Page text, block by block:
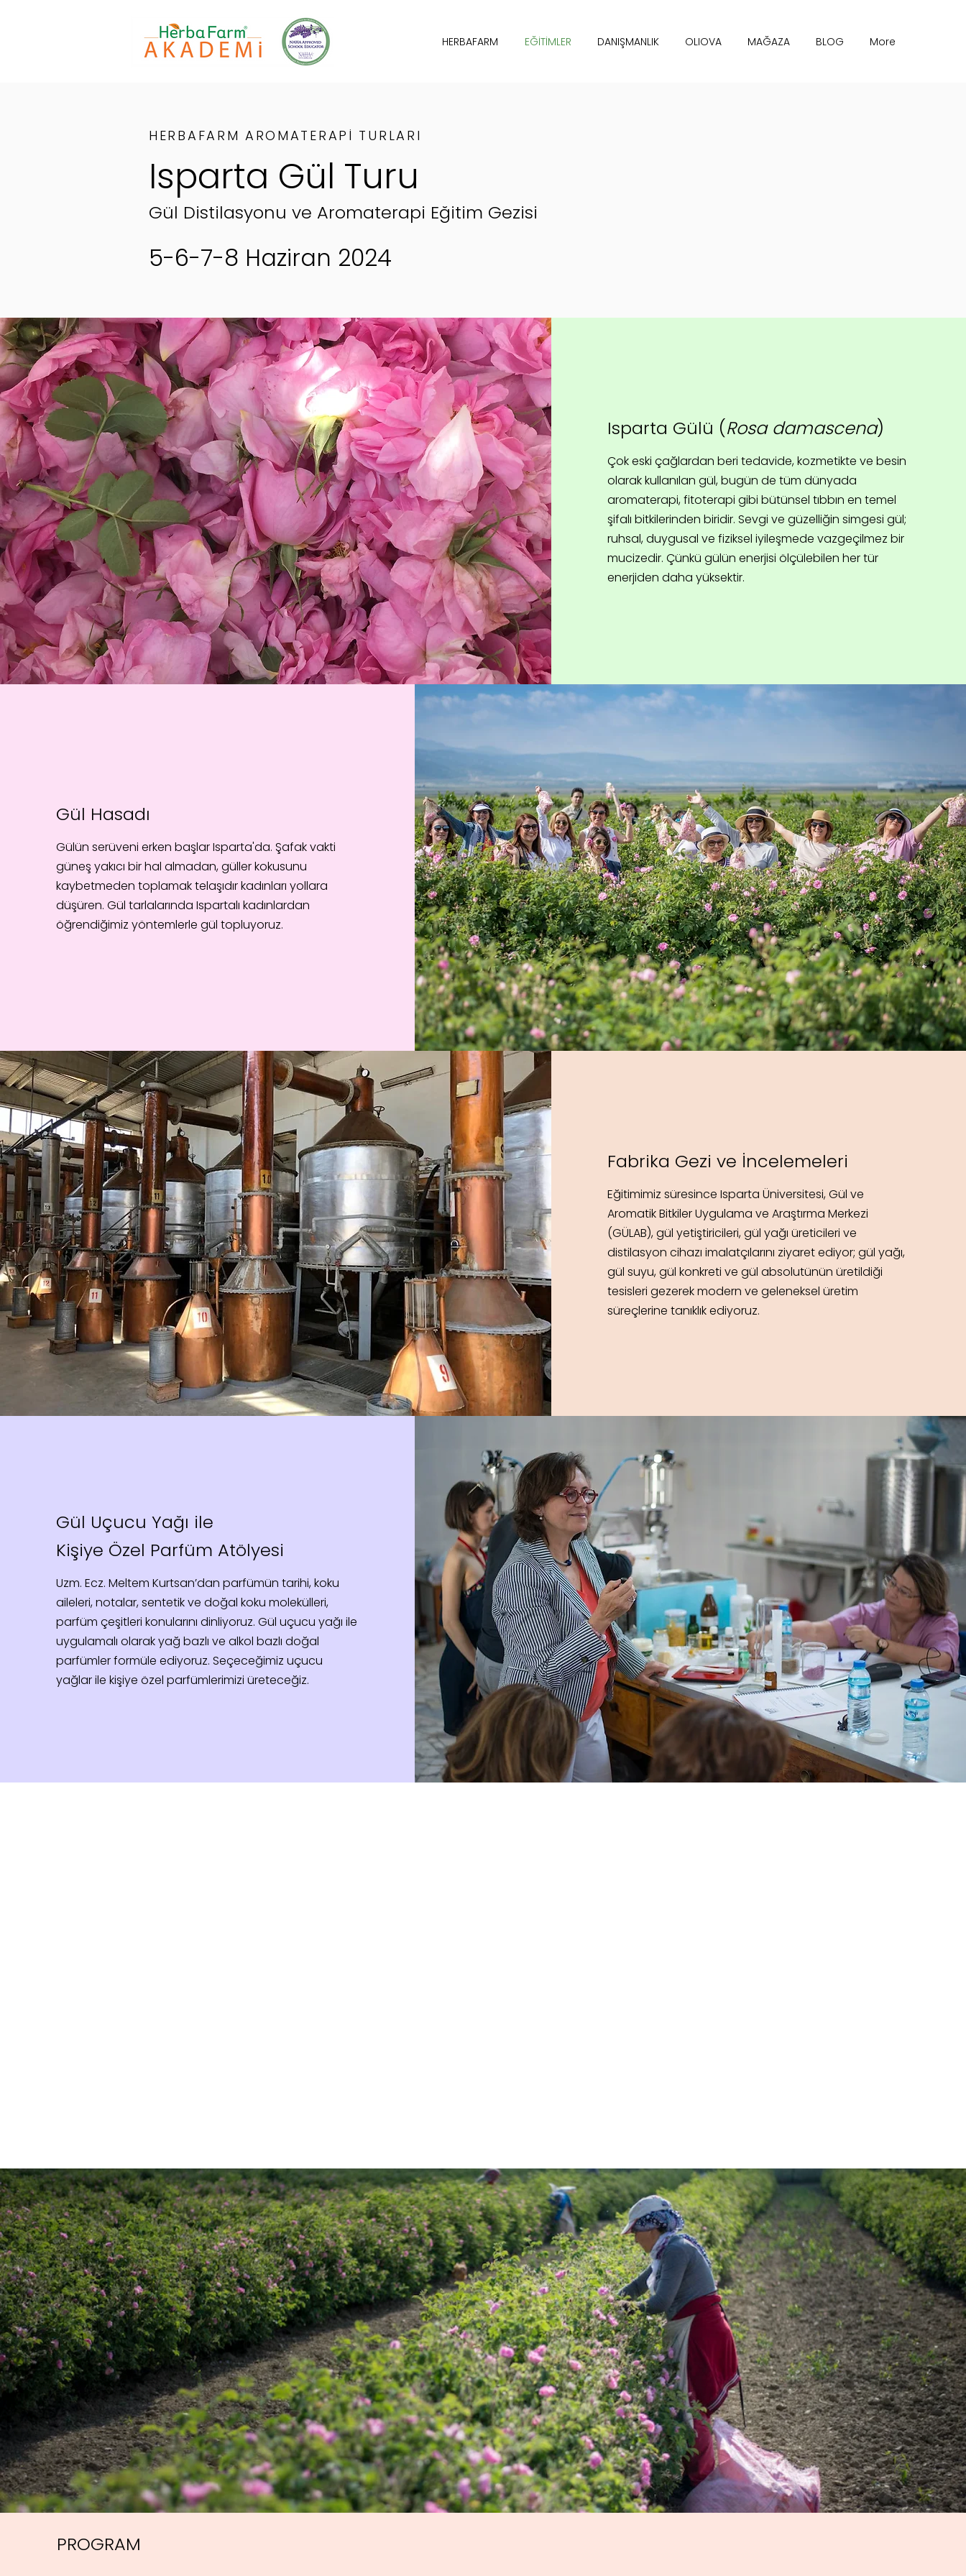
HERBAFARM EĞİTİMLER DANIŞMANLIK OLIOVA MAĞAZA BLOG More
HERBAFARM AROMATERAPİ TURLARI
Isparta Gül Turu
Gül Distilasyonu ve Aromaterapi Eğitim Gezisi
5-6-7-8 Haziran 2024
Isparta Gülü (Rosa damascena)
Çok eski çağlardan beri tedavide, kozmetikte ve besin
olarak kullanılan gül, bugün de tüm dünyada
aromaterapi, fitoterapi gibi bütünsel tıbbın en temel
şifalı bitkilerinden biridir. Sevgi ve güzelliğin simgesi gül;
ruhsal, duygusal ve fiziksel iyileşmede vazgeçilmez bir
mucizedir. Çünkü gülün enerjisi ölçülebilen her tür
enerjiden daha yüksektir.
Gül Hasadı
Gülün serüveni erken başlar Isparta'da. Şafak vakti
güneş yakıcı bir hal almadan, güller kokusunu
kaybetmeden toplamak telaşıdır kadınları yollara
düşüren. Gül tarlalarında Ispartalı kadınlardan
öğrendiğimiz yöntemlerle gül topluyoruz.
Fabrika Gezi ve İncelemeleri
Eğitimimiz süresince Isparta Üniversitesi, Gül ve
Aromatik Bitkiler Uygulama ve Araştırma Merkezi
(GÜLAB), gül yetiştiricileri, gül yağı üreticileri ve
distilasyon cihazı imalatçılarını ziyaret ediyor; gül yağı,
gül suyu, gül konkreti ve gül absolutünün üretildiği
tesisleri gezerek modern ve geleneksel üretim
süreçlerine tanıklık ediyoruz.
Gül Uçucu Yağı ile
Kişiye Özel Parfüm Atölyesi
Uzm. Ecz. Meltem Kurtsan’dan parfümün tarihi, koku
aileleri, notalar, sentetik ve doğal koku molekülleri,
parfüm çeşitleri konularını dinliyoruz. Gül uçucu yağı ile
uygulamalı olarak yağ bazlı ve alkol bazlı doğal
parfümler formüle ediyoruz. Seçeceğimiz uçucu
yağlar ile kişiye özel parfümlerimizi üreteceğiz.
PROGRAM